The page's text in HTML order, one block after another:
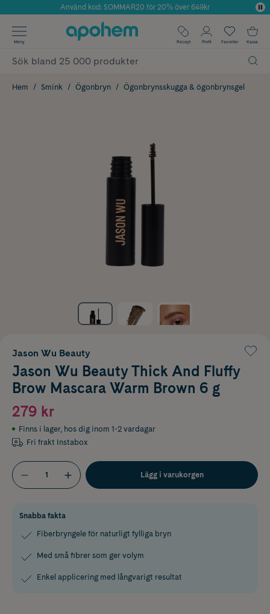
Årets Butik 2025 inom Skönhet
Använd kod: SOMMAR20 för 20% över 649kr
✓ Fri frakt
✓ Poäng på alla köp*
Meny Recept Profil Favoriter Kassa
Hem Smink Ögonbryn Ögonbrynsskugga & ögonbrynsgel
Jason Wu Beauty
Jason Wu Beauty Thick And Fluffy
Brow Mascara Warm Brown 6 g
279 kr
Finns i lager, hos dig inom 1-2 vardagar
Fri frakt Instabox
Lägg i varukorgen
Snabba fakta
Fiberbryngele för naturligt fylliga bryn
Med små fibrer som ger volym
Enkel applicering med långvarigt resultat